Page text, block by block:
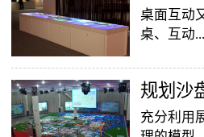
至投影区
访者可以
效果就会
变幻。地
互动投影
桌面互动
桌、互动...
投影桌面
变成一个
平台，图
规划沙
充分利用